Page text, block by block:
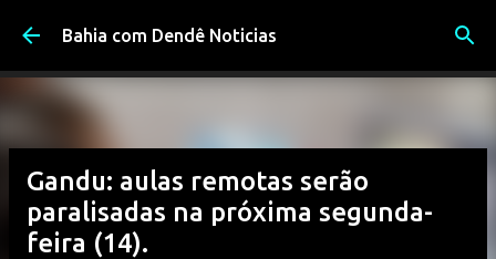
Pular para o conteúdo principal
Bahia com Dendê Noticias
Gandu: aulas remotas serão
paralisadas na próxima segunda-
feira (14).